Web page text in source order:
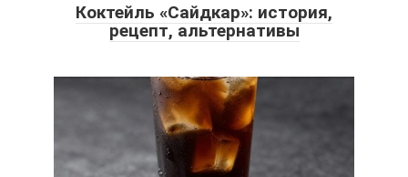
Коктейль «Сайдкар»: история,
рецепт, альтернативы